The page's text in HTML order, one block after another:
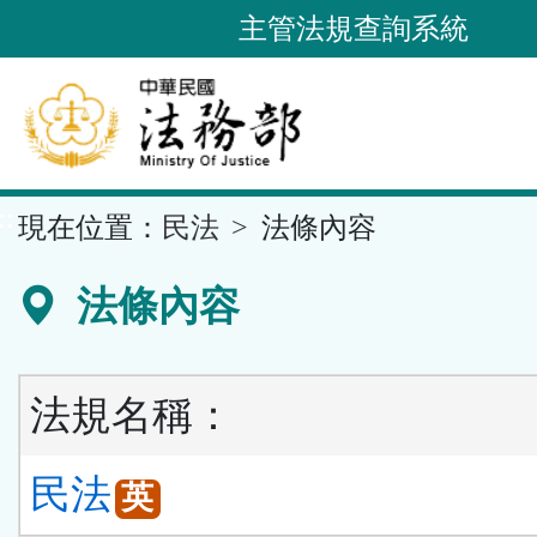
到
要
內
容
區
主管法規查詢系統
現在位置： 民法 法條內容
法條內容
法規名稱：
民法 英